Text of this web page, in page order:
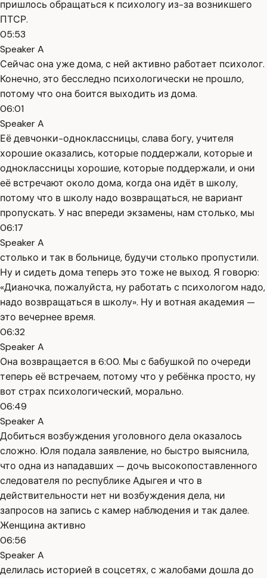
пришлось обращаться к психологу из-за возникшего
ПТСР.
05:53
Speaker A
Сейчас она уже дома, с ней активно работает психолог.
Конечно, это бесследно психологически не прошло,
потому что она боится выходить из дома.
06:01
Speaker A
Её девчонки-одноклассницы, слава богу, учителя
хорошие оказались, которые поддержали, которые и
одноклассницы хорошие, которые поддержали, и они
её встречают около дома, когда она идёт в школу,
потому что в школу надо возвращаться, не вариант
пропускать. У нас впереди экзамены, нам столько, мы
06:17
Speaker A
столько и так в больнице, будучи столько пропустили.
Ну и сидеть дома теперь это тоже не выход. Я говорю:
«Дианочка, пожалуйста, ну работать с психологом надо,
надо возвращаться в школу». Ну и вотная академия —
это вечернее время.
06:32
Speaker A
Она возвращается в 6:00. Мы с бабушкой по очереди
теперь её встречаем, потому что у ребёнка просто, ну
вот страх психологический, морально.
06:49
Speaker A
Добиться возбуждения уголовного дела оказалось
сложно. Юля подала заявление, но быстро выяснила,
что одна из нападавших — дочь высокопоставленного
следователя по республике Адыгея и что в
действительности нет ни возбуждения дела, ни
запросов на запись с камер наблюдения и так далее.
Женщина активно
06:56
Speaker A
делилась историей в соцсетях, с жалобами дошла до